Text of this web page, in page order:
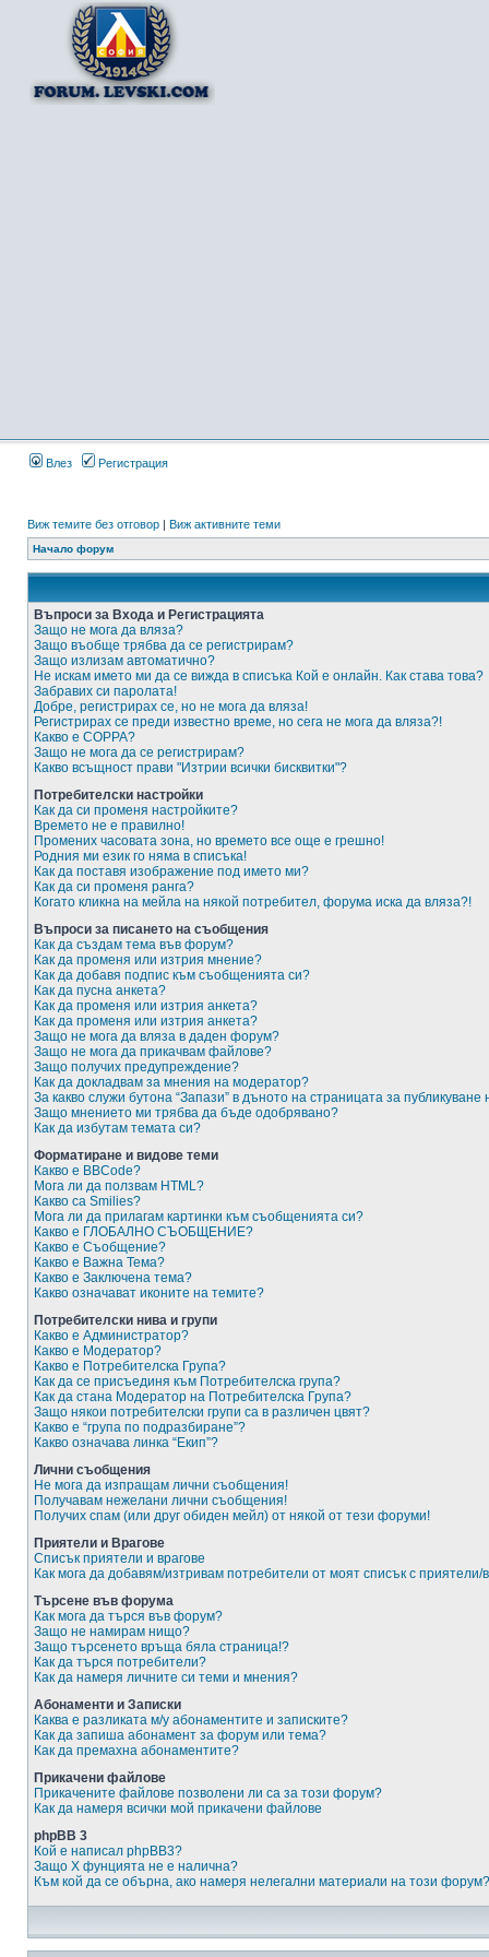
Влез Регистрация
Виж темите без отговор | Виж активните теми
Начало форум
Въпроси за Входа и Регистрацията
Защо не мога да вляза?
Защо въобще трябва да се регистрирам?
Защо излизам автоматично?
Не искам името ми да се вижда в списъка Кой е онлайн. Как става това?
Забравих си паролата!
Добре, регистрирах се, но не мога да вляза!
Регистрирах се преди известно време, но сега не мога да вляза?!
Какво е COPPA?
Защо не мога да се регистрирам?
Какво всъщност прави "Изтрии всички бисквитки"?
Потребителски настройки
Как да си променя настройките?
Времето не е правилно!
Промених часовата зона, но времето все още е грешно!
Родния ми език го няма в списъка!
Как да поставя изображение под името ми?
Как да си променя ранга?
Когато кликна на мейла на някой потребител, форума иска да вляза?!
Въпроси за писането на съобщения
Как да създам тема във форум?
Как да променя или изтрия мнение?
Как да добавя подпис към съобщенията си?
Как да пусна анкета?
Как да променя или изтрия анкета?
Как да променя или изтрия анкета?
Защо не мога да вляза в даден форум?
Защо не мога да прикачвам файлове?
Защо получих предупреждение?
Как да докладвам за мнения на модератор?
За какво служи бутона “Запази” в дъното на страницата за
Защо мнението ми трябва да бъде одобрявано?
Как да избутам темата си?
Форматиране и видове теми
Какво е BBCode?
Мога ли да ползвам HTML?
Какво са Smilies?
Мога ли да прилагам картинки към съобщенията си?
Какво е ГЛОБАЛНО СЪОБЩЕНИЕ?
Какво е Съобщение?
Какво е Важна Тема?
Какво е Заключена тема?
Какво означават иконите на темите?
Потребителски нива и групи
Какво е Администратор?
Какво е Модератор?
Какво е Потребителска Група?
Как да се присъединя към Потребителска група?
Как да стана Модератор на Потребителска Група?
Защо някои потребителски групи са в различен цвят?
Какво е “група по подразбиране”?
Какво означава линка “Екип”?
Лични съобщения
Не мога да изпращам лични съобщения!
Получавам нежелани лични съобщения!
Получих спам (или друг обиден мейл) от някой от тези форуми!
Приятели и Врагове
Списък приятели и врагове
Как мога да добавям/изтривам потребители от моят списък с приятели/
Търсене във форума
Как мога да търся във форум?
Защо не намирам нищо?
Защо търсенето връща бяла страница!?
Как да търся потребители?
Как да намеря личните си теми и мнения?
Абонаменти и Записки
Каква е разликата м/у абонаментите и записките?
Как да запиша абонамент за форум или тема?
Как да премахна абонаментите?
Прикачени файлове
Прикачените файлове позволени ли са за този форум?
Как да намеря всички мой прикачени файлове
phpBB 3
Кой е написал phpBB3?
Защо X фунцията не е налична?
Към кой да се обърна, ако намеря нелегални материали на този форум?